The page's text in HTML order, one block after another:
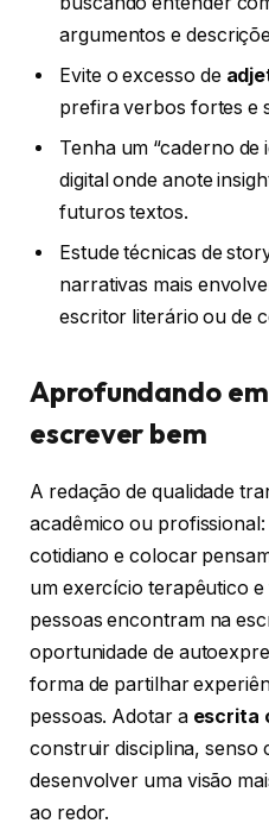
argumentos e
Evite o excesso de
prefira verbos fortes e
Tenha um “caderno de
digital onde anote
futuros textos.
Estude técnicas de
narrativas mais
escritor literário ou de
Aprofundando
escrever bem
A redação de qualidade
acadêmico ou
cotidiano e colocar
um exercício terapêutico
pessoas encontram na
oportunidade de
forma de partilhar
pessoas. Adotar a escrita
construir disciplina, senso
desenvolver uma visão
ao redor.